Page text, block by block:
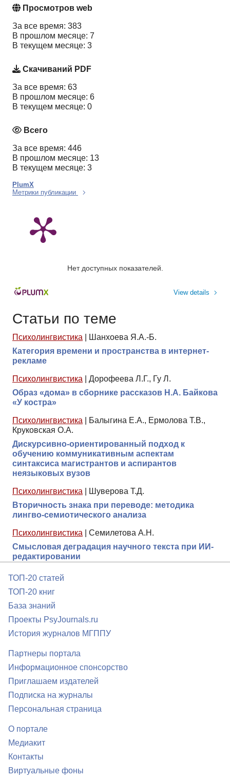
Просмотров web
За все время: 383
В прошлом месяце: 7
В текущем месяце: 3
Скачиваний PDF
За все время: 63
В прошлом месяце: 6
В текущем месяце: 0
Всего
За все время: 446
В прошлом месяце: 13
В текущем месяце: 3
PlumX
Метрики публикации
Нет доступных показателей.
View details
Статьи по теме
Психолингвистика
Шанхоева Я.А.-Б.
Категория времени и пространства в интернет-
рекламе
Психолингвистика
Дорофеева Л.Г., Гу Л.
Образ «дома» в сборнике рассказов Н.А. Байкова
«У костра»
Психолингвистика
Балыгина Е.А., Ермолова Т.В.,
Круковская О.А.
Дискурсивно-ориентированный подход к
обучению коммуникативным аспектам
синтаксиса магистрантов и аспирантов
неязыковых вузов
Психолингвистика
Шуверова Т.Д.
Вторичность знака при переводе: методика
лингво-семиотического анализа
Психолингвистика
Семилетова А.Н.
Смысловая деградация научного текста при ИИ-
редактировании
ТОП-20 статей
ТОП-20 книг
База знаний
Проекты PsyJournals.ru
История журналов МГППУ
Партнеры портала
Информационное спонсорство
Приглашаем издателей
Подписка на журналы
Персональная страница
О портале
Медиакит
Контакты
Виртуальные фоны